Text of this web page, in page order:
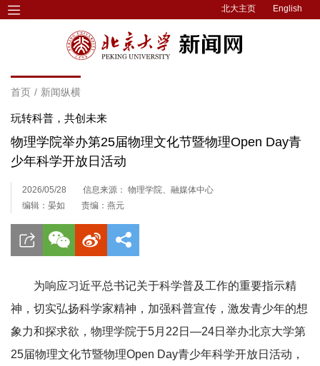
北大主页 English
首页 / 新闻纵横
玩转科普，共创未来
物理学院举办第25届物理文化节暨物理Open Day青
少年科学开放日活动
2026/05/28
信息来源： 物理学院、融媒体中心
编辑：晏如
责编：燕元
为响应习近平总书记关于科学普及工作的重要指示精
神，切实弘扬科学家精神，加强科普宣传，激发青少年的想
象力和探求欲，物理学院于5月22日—24日举办北京大学第
25届物理文化节暨物理Open Day青少年科学开放日活动，